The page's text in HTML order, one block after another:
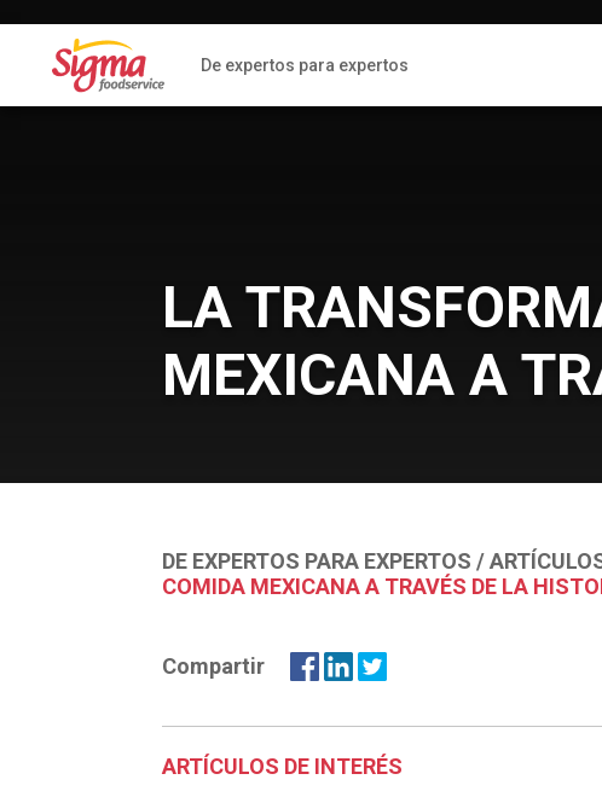
De expertos para expertos
LA
MEXICANA A
DE EXPERTOS PARA EXPERTOS /
COMIDA MEXICANA A TRAVÉS DE LA
Compartir
ARTÍCULOS DE INTERÉS